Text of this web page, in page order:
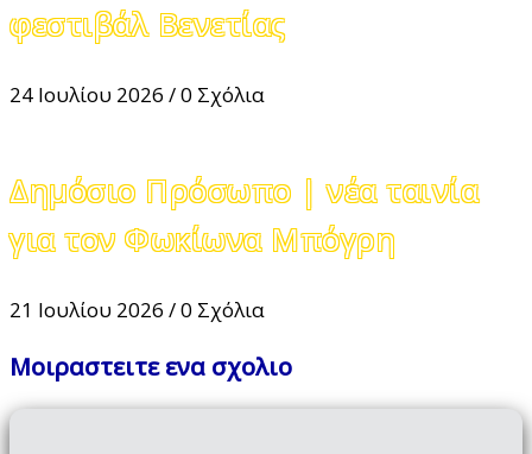
φεστιβάλ Βενετίας
24 Ιουλίου 2026 /0 Σχόλια
Δημόσιο Πρόσωπο | νέα ταινία
για τον Φωκίωνα Μπόγρη
21 Ιουλίου 2026 /0 Σχόλια
Μοιραστειτε ενα σχολιο